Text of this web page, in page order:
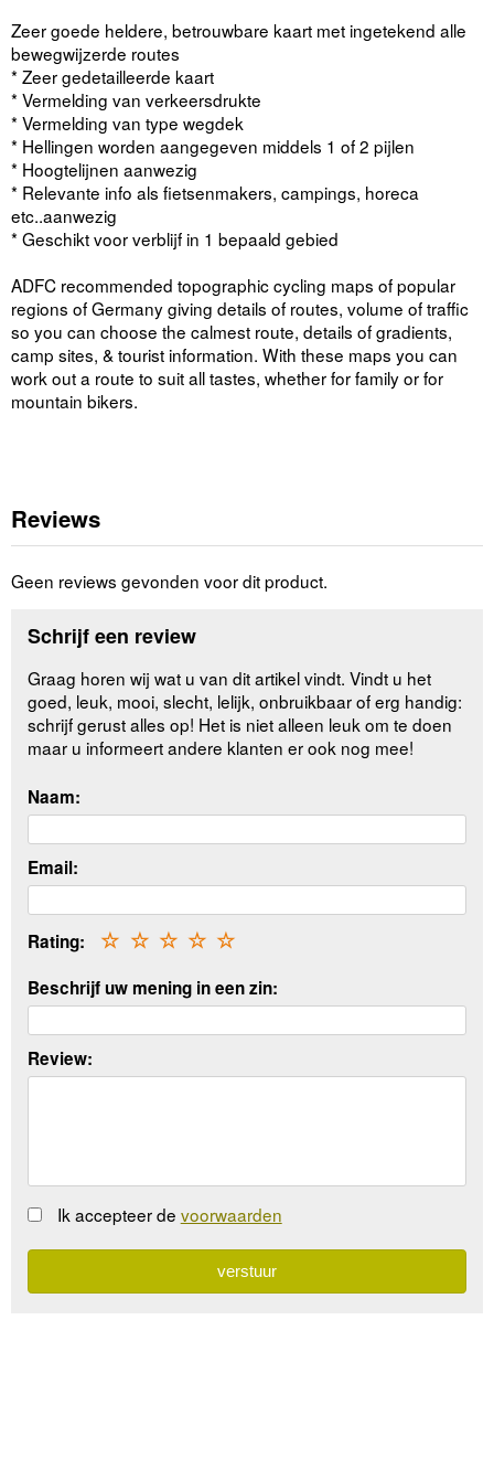
Zeer goede heldere, betrouwbare kaart met ingetekend alle
bewegwijzerde routes
* Zeer gedetailleerde kaart
* Vermelding van verkeersdrukte
* Vermelding van type wegdek
* Hellingen worden aangegeven middels 1 of 2 pijlen
* Hoogtelijnen aanwezig
* Relevante info als fietsenmakers, campings, horeca
etc..aanwezig
* Geschikt voor verblijf in 1 bepaald gebied
ADFC recommended topographic cycling maps of popular
regions of Germany giving details of routes, volume of traffic
so you can choose the calmest route, details of gradients,
camp sites, & tourist information. With these maps you can
work out a route to suit all tastes, whether for family or for
mountain bikers.
Reviews
Geen reviews gevonden voor dit product.
Schrijf een review
Graag horen wij wat u van dit artikel vindt. Vindt u het
goed, leuk, mooi, slecht, lelijk, onbruikbaar of erg handig:
schrijf gerust alles op! Het is niet alleen leuk om te doen
maar u informeert andere klanten er ook nog mee!
Naam:
Email:
Rating: ☆
☆
☆
☆
☆
Beschrijf uw mening in een zin:
Review:
Ik accepteer de voorwaarden